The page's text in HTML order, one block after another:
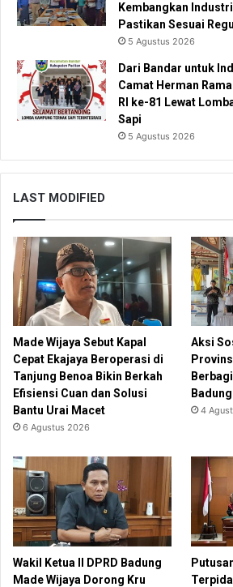
Kembangkan
Pastikan Sesuai
5 Agustus 2026
Dari Bandar untuk
Camat Herman
RI ke-81 Lewat
Sapi
5 Agustus 2026
LAST MODIFIED
Made Wijaya Sebut Kapal
Cepat Ekajaya Beroperasi di
Tanjung Benoa Bikin Berkah
Efisiensi Cuan dan Solusi
Bantu Urai Macet
6 Agustus 2026
Aksi
Badung
4
Wakil Ketua II DPRD Badung
Made Wijaya Dorong Kru